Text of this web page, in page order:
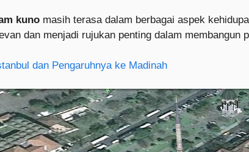
kuno masih terasa dalam berbagai aspek
dan menjadi rujukan penting dalam membangun
dan Pengaruhnya ke Madinah